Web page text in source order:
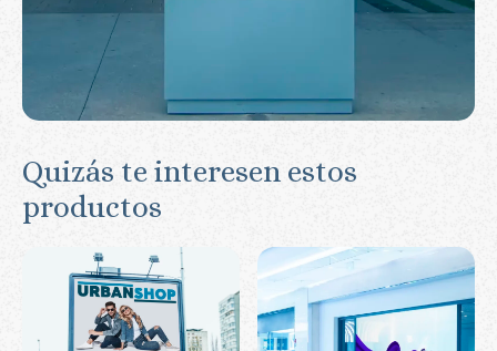
Quizás te interesen estos
productos